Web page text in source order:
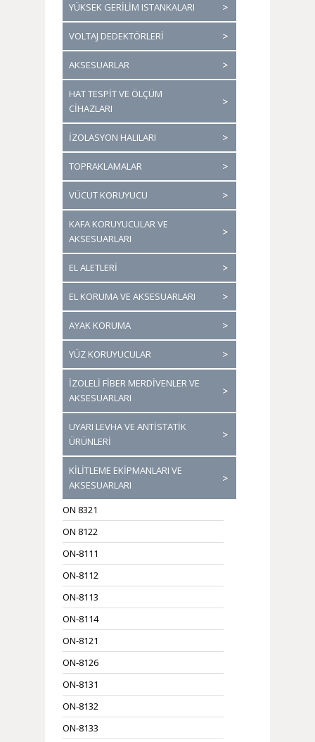
YÜKSEK GERİLİM ISTANKALARI
VOLTAJ DEDEKTÖRLERİ
AKSESUARLAR
HAT TESPİT VE ÖLÇÜM
CİHAZLARI
İZOLASYON HALILARI
TOPRAKLAMALAR
VÜCUT KORUYUCU
KAFA KORUYUCULAR VE
AKSESUARLARI
EL ALETLERİ
EL KORUMA VE AKSESUARLARI
AYAK KORUMA
YÜZ KORUYUCULAR
İZOLELİ FİBER MERDİVENLER VE
AKSESUARLARI
UYARI LEVHA VE ANTİSTATİK
ÜRÜNLERİ
KİLİTLEME EKİPMANLARI VE
AKSESUARLARI
ON 8321
ON 8122
ON-8111
ON-8112
ON-8113
ON-8114
ON-8121
ON-8126
ON-8131
ON-8132
ON-8133